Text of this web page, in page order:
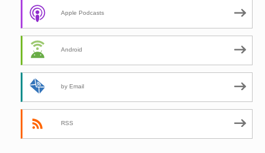
Apple Podcasts
Android
by Email
RSS